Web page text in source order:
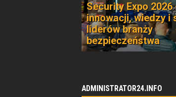
Security Expo
innowacji, wiedzy i
liderów branży
bezpieczeństwa
ADMINISTRATOR24.INFO